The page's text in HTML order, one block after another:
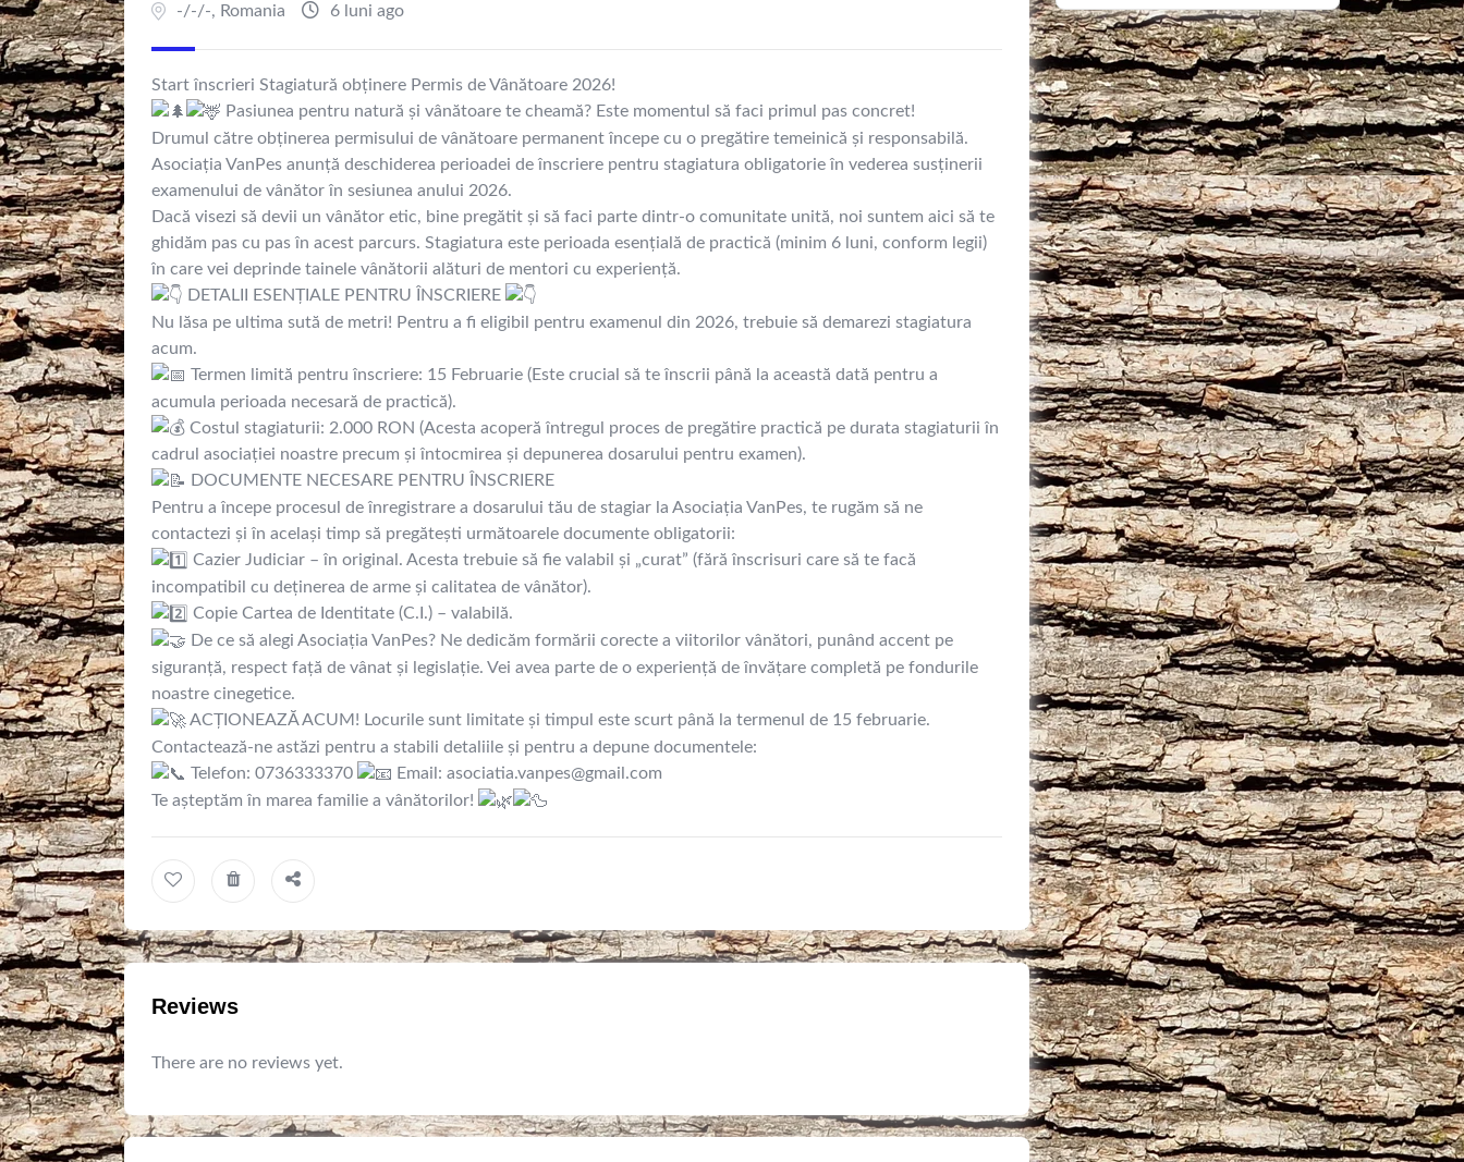
-/-/-, Romania 6 luni ago
Start înscrieri Stagiatură obținere Permis de Vânătoare 2026!
Pasiunea pentru natură și vânătoare te cheamă? Este momentul să faci primul pas concret!
Drumul către obținerea permisului de vânătoare permanent începe cu o pregătire temeinică și responsabilă.
Asociația VanPes anunță deschiderea perioadei de înscriere pentru stagiatura obligatorie în vederea susținerii
examenului de vânător în sesiunea anului 2026.
Dacă visezi să devii un vânător etic, bine pregătit și să faci parte dintr-o comunitate unită, noi suntem aici să te
ghidăm pas cu pas în acest parcurs. Stagiatura este perioada esențială de practică (minim 6 luni, conform legii)
în care vei deprinde tainele vânătorii alături de mentori cu experiență.
DETALII ESENȚIALE PENTRU ÎNSCRIERE
Nu lăsa pe ultima sută de metri! Pentru a fi eligibil pentru examenul din 2026, trebuie să demarezi stagiatura
acum.
Termen limită pentru înscriere: 15 Februarie (Este crucial să te înscrii până la această dată pentru a
acumula perioada necesară de practică).
Costul stagiaturii: 2.000 RON (Acesta acoperă întregul proces de pregătire practică pe durata stagiaturii în
cadrul asociației noastre precum și întocmirea și depunerea dosarului pentru examen).
DOCUMENTE NECESARE PENTRU ÎNSCRIERE
Pentru a începe procesul de înregistrare a dosarului tău de stagiar la Asociația VanPes, te rugăm să ne
contactezi și în același timp să pregătești următoarele documente obligatorii:
Cazier Judiciar – în original. Acesta trebuie să fie valabil și „curat” (fără înscrisuri care să te facă
incompatibil cu deținerea de arme și calitatea de vânător).
Copie Cartea de Identitate (C.I.) – valabilă.
De ce să alegi Asociația VanPes? Ne dedicăm formării corecte a viitorilor vânători, punând accent pe
siguranță, respect față de vânat și legislație. Vei avea parte de o experiență de învățare completă pe fondurile
noastre cinegetice.
ACȚIONEAZĂ ACUM! Locurile sunt limitate și timpul este scurt până la termenul de 15 februarie.
Contactează-ne astăzi pentru a stabili detaliile și pentru a depune documentele:
Telefon: 0736333370
Email: asociatia.vanpes@gmail.com
Te așteptăm în marea familie a vânătorilor!
Reviews
There are no reviews yet.